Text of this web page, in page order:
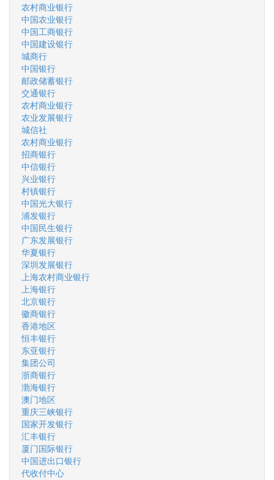
农村商业银行
中国农业银行
中国工商银行
中国建设银行
城商行
中国银行
邮政储蓄银行
交通银行
农村商业银行
农业发展银行
城信社
农村商业银行
招商银行
中信银行
兴业银行
村镇银行
中国光大银行
浦发银行
中国民生银行
广东发展银行
华夏银行
深圳发展银行
上海农村商业银行
上海银行
北京银行
徽商银行
香港地区
恒丰银行
东亚银行
集团公司
浙商银行
渤海银行
澳门地区
重庆三峡银行
国家开发银行
汇丰银行
厦门国际银行
中国进出口银行
代收付中心